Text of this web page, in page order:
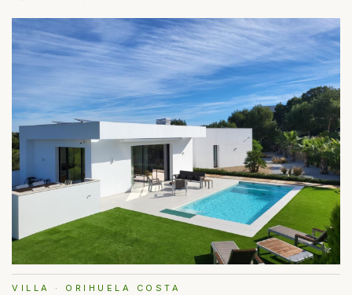
VILLA · ORIHUELA COSTA